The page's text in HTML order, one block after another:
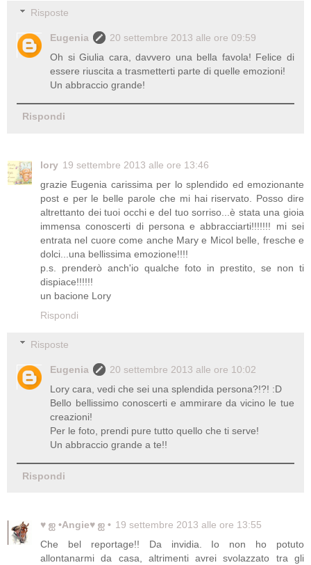
Risposte
Eugenia
20 settembre 2013 alle ore 09:59
Oh si Giulia cara, davvero una bella favola! Felice di
essere riuscita a trasmetterti parte di quelle emozioni!
Un abbraccio grande!
Rispondi
lory 19 settembre 2013 alle ore 13:46
grazie Eugenia carissima per lo splendido ed emozionante
post e per le belle parole che mi hai riservato. Posso dire
altrettanto dei tuoi occhi e del tuo sorriso...è stata una gioia
immensa conoscerti di persona e abbracciarti!!!!!!! mi sei
entrata nel cuore come anche Mary e Micol belle, fresche e
dolci...una bellissima emozione!!!!
p.s. prenderò anch'io qualche foto in prestito, se non ti
dispiace!!!!!!
un bacione Lory
Rispondi
Risposte
Eugenia
20 settembre 2013 alle ore 10:02
Lory cara, vedi che sei una splendida persona?!?! :D
Bello bellissimo conoscerti e ammirare da vicino le tue
creazioni!
Per le foto, prendi pure tutto quello che ti serve!
Un abbraccio grande a te!!
Rispondi
♥ ஐ •Angie♥ ஐ • 19 settembre 2013 alle ore 13:55
Che bel reportage!! Da invidia. Io non ho potuto
allontanarmi da casa, altrimenti avrei svolazzato tra gli